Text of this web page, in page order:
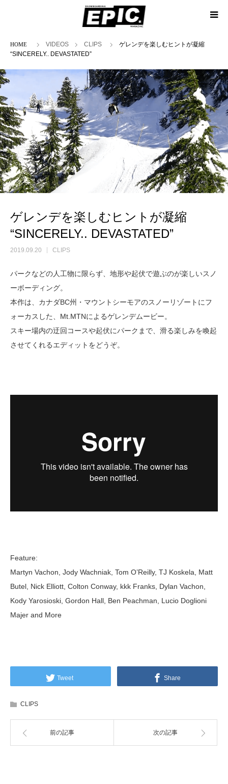
ホームVIDEOS CLIPS
ゲレンデを楽しむヒントが凝縮
“SINCERELY.. DEVASTATED”
ゲレンデを楽しむヒントが凝縮
“SINCERELY.. DEVASTATED”
2019.09.20 CLIPS
パークなどの人工物に限らず、地形や起伏で遊ぶのが楽しいスノ
ーボーディング。
本作は、カナダBC州・マウントシーモアのスノーリゾートにフ
ォーカスした、Mt.MTNによるゲレンデムービー。
スキー場内の迂回コースや起伏にパークまで、滑る楽しみを喚起
させてくれるエディットをどうぞ。
Feature:
Martyn Vachon, Jody Wachniak, Tom O’Reilly, TJ Koskela, Matt
Butel, Nick Elliott, Colton Conway, kkk Franks, Dylan Vachon,
Kody Yarosioski, Gordon Hall, Ben Peachman, Lucio Doglioni
Majer and More
Tweet Share
CLIPS
前の記事 次の記事